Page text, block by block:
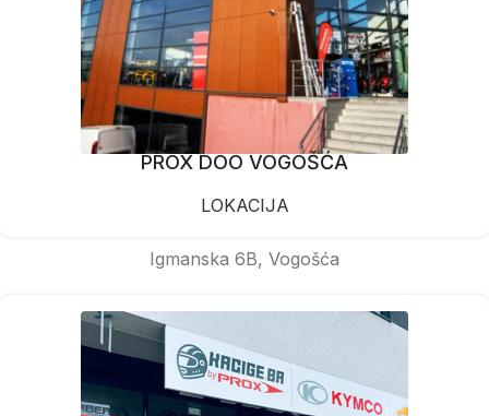
PROX DOO VOGOŠĆA
LOKACIJA
Igmanska 6B, Vogošća